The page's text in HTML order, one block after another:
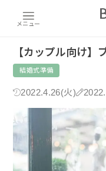
メニュー
【カップル向け】
結婚式準備
2022.4.26(火)